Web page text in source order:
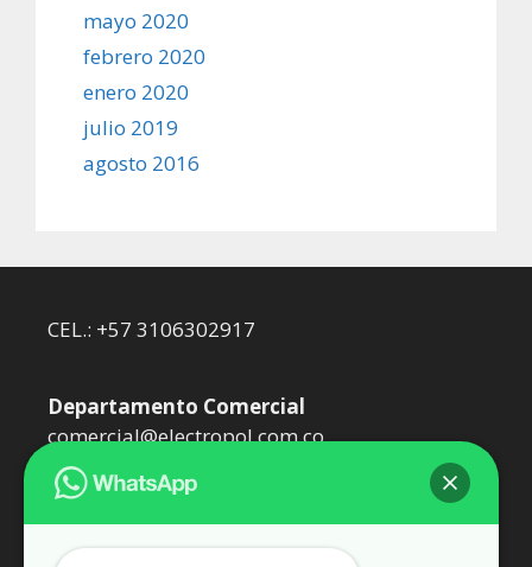
mayo 2020
febrero 2020
enero 2020
julio 2019
agosto 2016
CEL.: +57 3106302917
Departamento Comercial
comercial@electropol.com.co
dtecnico@electropol.com.co